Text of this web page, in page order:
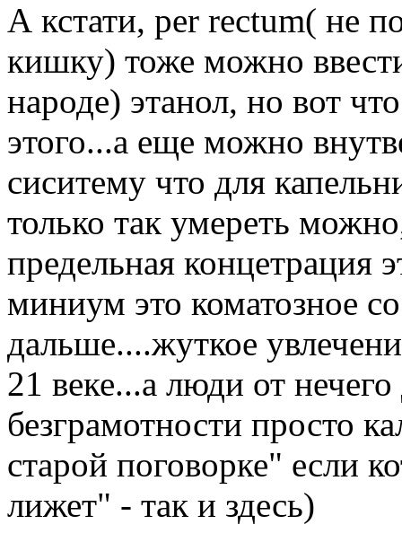
А кстати, per rectum( не
кишку) тоже можно
народе) этанол, но вот
этого...а еще можно
сиситему что для
только так умереть
предельная концетрация
миниум это коматозное
дальше....жуткое
21 веке...а люди от
безграмотности просто
старой поговорке" если
лижет" - так и здесь)